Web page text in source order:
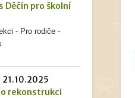
Děčín pro školní
- Pro rodiče -
rekonstrukci